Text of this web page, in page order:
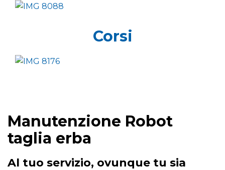
Corsi
Manutenzione Robot
taglia erba
Al tuo servizio, ovunque tu sia